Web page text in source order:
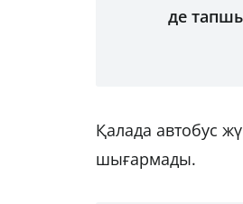
де
Қалада автобус
шығармады.